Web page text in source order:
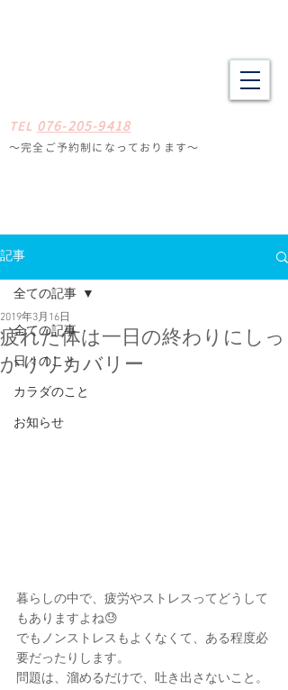
TEL 076-205-9418
〜完全ご予約制になっ ております〜
記事
全ての記事
日々のこと
カラダのこと
お知らせ
全ての記事
疲れた体は一日の終わりにしっ
かりリカバリー
2019年3月16日
暮らしの中で、疲労やストレスってどうして
もありますよね😓
でもノンストレスもよくなくて、ある程度必
要だったりします。
問題は、溜めるだけで、吐き出さないこと。